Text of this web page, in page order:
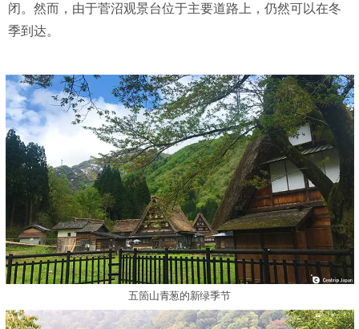
闭。然而，由于菅沼观景台位于主要道路上，仍然可以在冬
季到达。
五箇山青葱的新绿季节